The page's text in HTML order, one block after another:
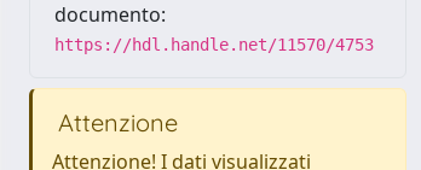
documento:
https://hdl.handle.net/11570/4753
Attenzione
Attenzione! I dati visualizzati